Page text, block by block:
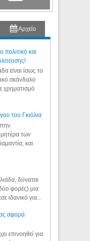
Αρχείο
και
είναι ίσως το
σκάνδαλο
χρηματισμό
του Γκιόλια
μητέρα των
και
δύναται
φορές) μια
ιδανικό για...
αφορά
επινοηθεί για